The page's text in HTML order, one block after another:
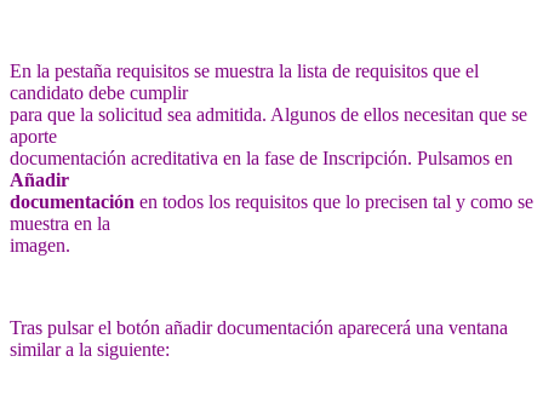
En la pestaña requisitos se muestra la lista de requisitos que el
candidato debe cumplir
para que la solicitud sea admitida. Algunos de ellos necesitan que se
aporte
documentación acreditativa en la fase de Inscripción. Pulsamos en
Añadir
documentación en todos los requisitos que lo precisen tal y como se
muestra en la
imagen.
Tras pulsar el botón añadir documentación aparecerá una ventana
similar a la siguiente: